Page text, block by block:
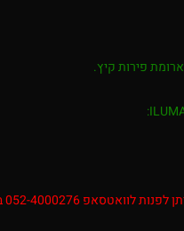
פירות קיץ.